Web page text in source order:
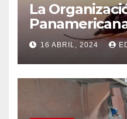
La
(OPS),
medidas
casos de
16 ABRIL, 2024